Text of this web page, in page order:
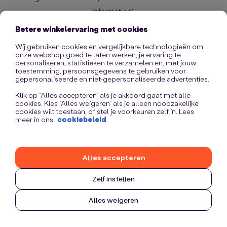
information).
Betere winkelervaring met cookies
Wij gebruiken cookies en vergelijkbare technologieën om
onze webshop goed te laten werken, je ervaring te
personaliseren, statistieken te verzamelen en, met jouw
toestemming, persoonsgegevens te gebruiken voor
gepersonaliseerde en niet-gepersonaliseerde advertenties.
Klik op “Alles accepteren” als je akkoord gaat met alle
cookies. Kies “Alles weigeren” als je alleen noodzakelijke
cookies wilt toestaan, of stel je voorkeuren zelf in. Lees
meer in ons cookiebeleid
Zelf instellen
Alles weigeren
Alles accepteren